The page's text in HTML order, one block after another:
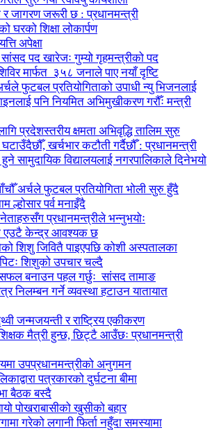
जागरण जरूरी छ : प्रधानमन्त्री
घरको शिक्षा लोकार्पण
अपेक्षा
सांसद पद खारेजः गुम्यो गृहमन्त्रीको पद
मार्फत ३५८ जनाले पाए नयाँ दृष्टि
फुटबल प्रतियोगिताको उपाधी न्यु भिजनलाई
पनि नियमित अभिमुखीकरण गरौँः मन्त्री
प्रदेशस्तरीय क्षमता अभिवृद्धि तालिम सुरु
खर्चभार कटौती गर्दैछौँ : प्रधानमन्त्री
सामुदायिक विद्यालयलाई नगरपालिकाले दिनेभयो
अर्चले फुटबल प्रतियोगिता भोली सुरु हुँदै
पर्व मनाइँदै
प्रधानमन्त्रीले भन्नुभयोः
एउटै केन्द्र आवश्यक छ
शिशु जिवितै पाइएपछि कोशी अस्पतालका
शिशुको उपचार चल्दै
बनाउन पहल गर्छुः सांसद तामाङ
निलम्बन गर्ने व्यवस्था हटाउन यातायात
जन्मजयन्ती र राष्ट्रिय एकीकरण
मैत्री हुन्छ, छिट्टै आउँछः प्रधानमन्त्री
उपप्रधानमन्त्रीको अनुगमन
पत्रकारको दुर्घटना बीमा
बैठक बस्दै
पोखराबासीको खुसीको बहार
गरेको लगानी फिर्ता नहुँदा समस्यामा